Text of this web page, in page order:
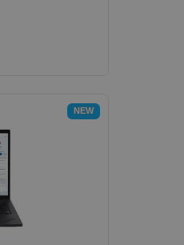
NEW